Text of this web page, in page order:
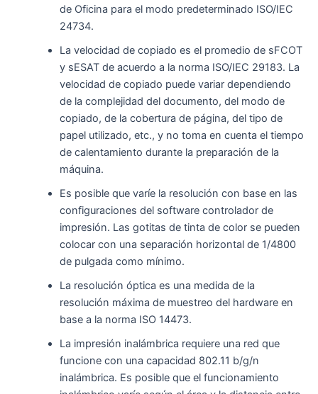
de Oficina para el modo predeterminado ISO/IEC
24734.
La velocidad de copiado es el promedio de sFCOT
y sESAT de acuerdo a la norma ISO/IEC 29183. La
velocidad de copiado puede variar dependiendo
de la complejidad del documento, del modo de
copiado, de la cobertura de página, del tipo de
papel utilizado, etc., y no toma en cuenta el tiempo
de calentamiento durante la preparación de la
máquina.
Es posible que varíe la resolución con base en las
configuraciones del software controlador de
impresión. Las gotitas de tinta de color se pueden
colocar con una separación horizontal de 1/4800
de pulgada como mínimo.
La resolución óptica es una medida de la
resolución máxima de muestreo del hardware en
base a la norma ISO 14473.
La impresión inalámbrica requiere una red que
funcione con una capacidad 802.11 b/g/n
inalámbrica. Es posible que el funcionamiento